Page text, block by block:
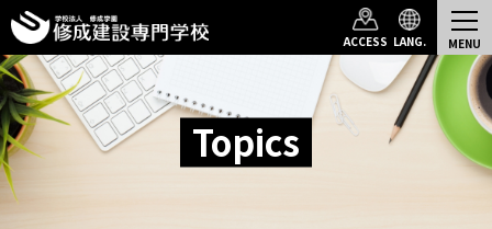
ACCESS LANG.
Topics